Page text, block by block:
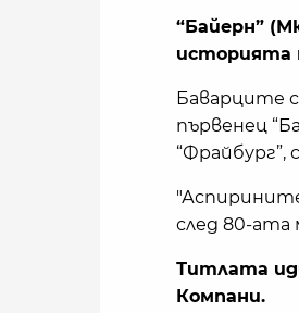
“Байерн”
историята
Баварците
първенец
след 80-ата
Титлата
Компани.